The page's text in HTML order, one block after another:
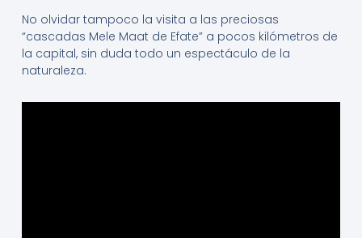
No olvidar tampoco la visita a las preciosas
“cascadas Mele Maat de Efate” a pocos kilómetros de
la capital, sin duda todo un espectáculo de la
naturaleza.